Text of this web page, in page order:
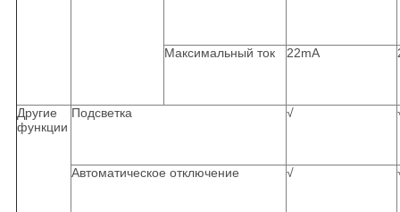
Максимальный ток 22mA
Другие
функции
Подсветка √
Автоматическое отключение √